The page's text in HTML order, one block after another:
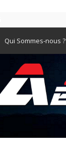
Qui Sommes-nous ?